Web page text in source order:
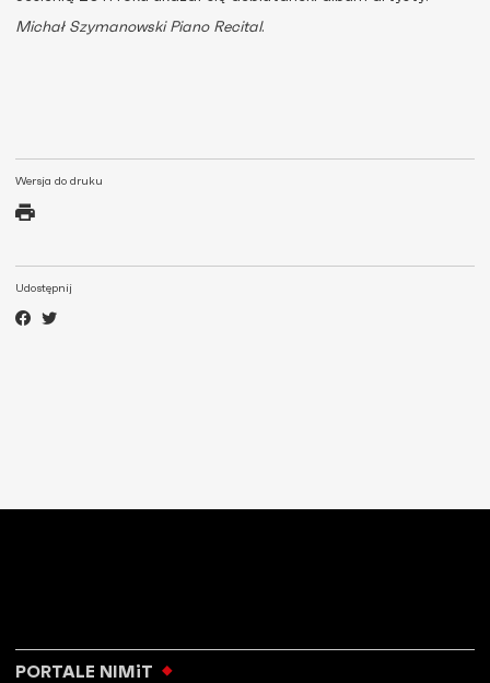
Wersja do druku
Udostępnij
Michał Szymanowski Piano Recital.
PORTALE NIMiT